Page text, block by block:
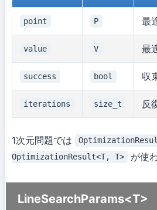
point P 最
value V 最
success bool 収
iterations size_t 反
1次元問題では
OptimizationResult<T, T>
が使
LineSearchParams<T>